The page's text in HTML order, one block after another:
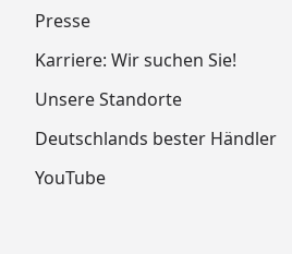
Presse
Karriere: Wir suchen Sie!
Unsere Standorte
Deutschlands bester Händler
YouTube